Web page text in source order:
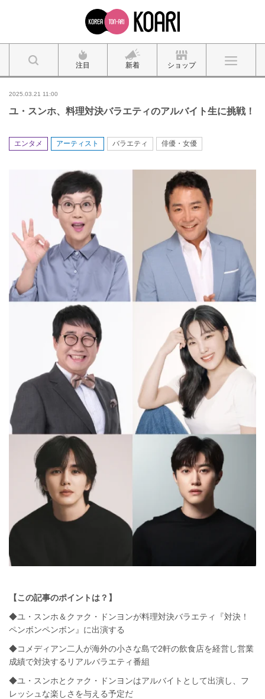
注目 新着 ショップ
2025.03.21 11:00
ユ・スンホ、料理対決バラエティのアルバイト生に挑戦！
エンタメ アーティスト バラエティ 俳優・女優
【この記事のポイントは？】
◆ユ・スンホ＆クァク・ドンヨンが料理対決バラエティ『対決！
ペンボンペンボン』に出演する
◆コメディアン二人が海外の小さな島で2軒の飲食店を経営し営業
成績で対決するリアルバラエティ番組
◆ユ・スンホとクァク・ドンヨンはアルバイトとして出演し、フ
レッシュな楽しさを与える予定だ